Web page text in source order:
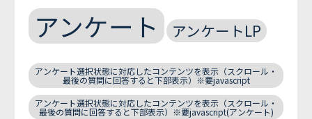
アンケート アンケートLP
アンケート選択状態に対応したコンテンツを表示（スクロール・
最後の質問に回答すると下部表示）※要javascript
アンケート選択状態に対応したコンテンツを表示（スクロール・
最後の質問に回答すると下部表示）※要javascript(アンケート)